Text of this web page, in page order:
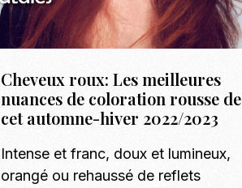
Cheveux roux: Les meilleures
nuances de coloration rousse de
cet automne-hiver 2022/2023
Intense et franc, doux et lumineux,
orangé ou rehaussé de reflets